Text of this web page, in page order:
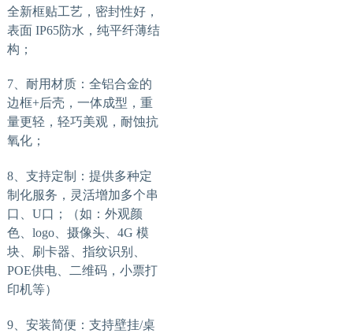
全新框贴工艺，密封性好，
表面 IP65防水，纯平纤薄结
构；
7、耐用材质：全铝合金的
边框+后壳，一体成型，重
量更轻，轻巧美观，耐蚀抗
氧化；
8、支持定制：提供多种定
制化服务，灵活增加多个串
口、U口；（如：外观颜
色、logo、摄像头、4G 模
块、刷卡器、指纹识别、
POE供电、二维码，小票打
印机等）
9、安装简便：支持壁挂/桌